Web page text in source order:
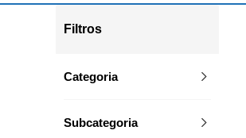
Filtros
Categoria
Subcategoria